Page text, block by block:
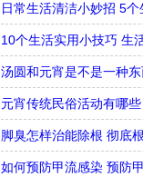
日常生活清洁小妙招 5
10个生活实用小技巧 生
汤圆和元宵是不是一种
元宵传统民俗活动有哪
脚臭怎样治能除根 彻底
如何预防甲流感染 预防